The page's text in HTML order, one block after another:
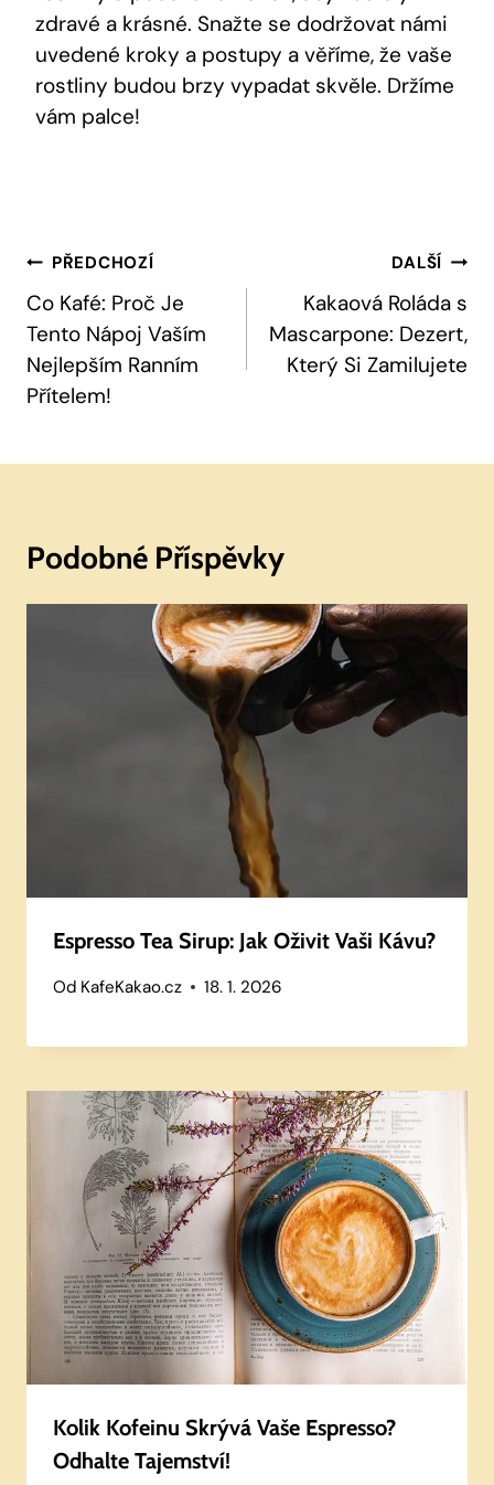
zdravé a krásné. Snažte se dodržovat námi
uvedené kroky a postupy a věříme, že vaše
rostliny budou brzy vypadat skvěle. Držíme
vám palce!
Navigace
Pro
Příspěvek
PŘEDCHOZÍ
Co Kafé: Proč Je
Tento Nápoj Vaším
Nejlepším Ranním
Přítelem!
DALŠÍ
Kakaová Roláda s
Mascarpone: Dezert,
Který Si Zamilujete
Podobné Příspěvky
Espresso Tea Sirup: Jak Oživit Vaši Kávu?
Od KafeKakao.cz 18. 1. 2026
Kolik Kofeinu Skrývá Vaše Espresso?
Odhalte Tajemství!